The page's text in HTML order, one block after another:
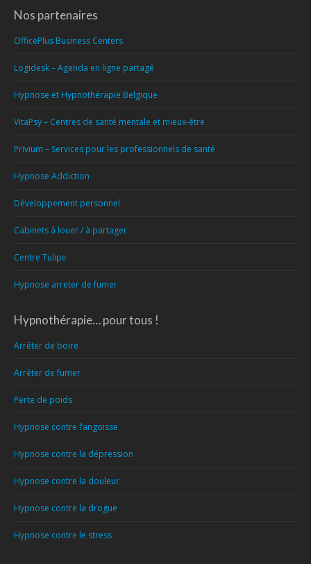
Nos partenaires
OfficePlus Business Centers
Logidesk – Agenda en ligne partagé
Hypnose et Hypnothérapie Belgique
VitaPsy – Centres de santé mentale et mieux-être
Privium – Services pour les professionnels de santé
Hypnose Addiction
Développement personnel
Cabinets à louer / à partager
Centre Tulipe
Hypnose arreter de fumer
Hypnothérapie… pour tous !
Arrêter de boire
Arrêter de fumer
Perte de poids
Hypnose contre l’angoisse
Hypnose contre la dépression
Hypnose contre la douleur
Hypnose contre la drogue
Hypnose contre le stress